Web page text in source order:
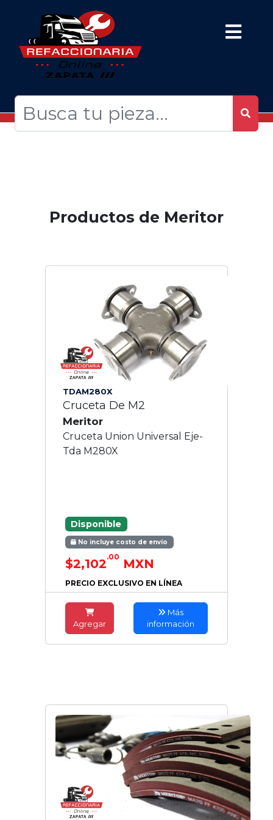
Productos de Meritor
TDAM280X
Cruceta De M2
Meritor
Cruceta Union Universal Eje-
Tda M280X
Disponible
No incluye costo de envío
$2,102.00 MXN
PRECIO EXCLUSIVO EN LÍNEA
Agregar
Más
información